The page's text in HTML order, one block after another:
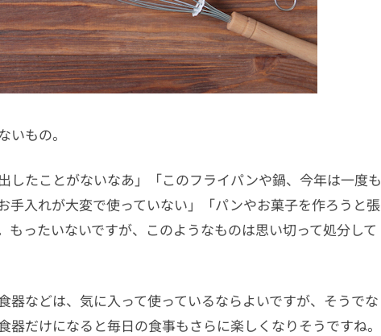
もの。
したことがないなあ」「このフライパンや鍋、今年は一度も
手入れが大変で使っていない」「パンやお菓子を作ろうと張
もったいないですが、このようなものは思い切って処分して
器などは、気に入って使っているならよいですが、そうでな
だけになると毎日の食事もさらに楽しくなりそうですね。